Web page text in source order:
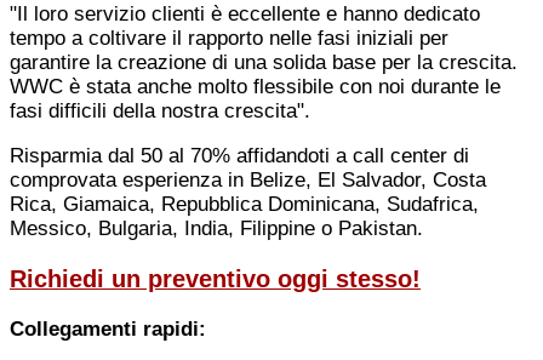
"Il loro servizio clienti è eccellente e hanno dedicato
tempo a coltivare il rapporto nelle fasi iniziali per
garantire la creazione di una solida base per la crescita.
WWC è stata anche molto flessibile con noi durante le
fasi difficili della nostra crescita".
Risparmia dal 50 al 70% affidandoti a call center di
comprovata esperienza in Belize, El Salvador, Costa
Rica, Giamaica, Repubblica Dominicana, Sudafrica,
Messico, Bulgaria, India, Filippine o Pakistan.
Richiedi un preventivo oggi stesso!
Collegamenti rapidi: